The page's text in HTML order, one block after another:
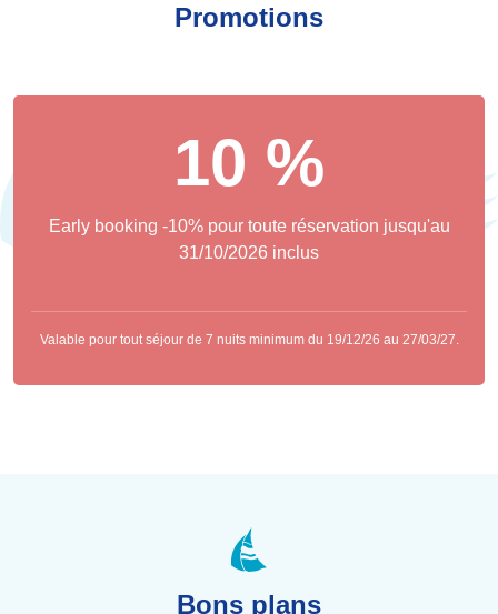
Promotions
10 %
Early booking -10% pour toute réservation jusqu'au
31/10/2026 inclus
Valable pour tout séjour de 7 nuits minimum du 19/12/26 au 27/03/27.
Bons plans